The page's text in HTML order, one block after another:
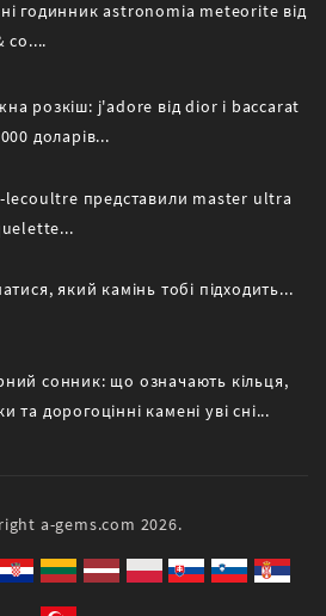
годинник astronomia meteorite від
co....
розкіш: j'adore від dior і baccarat
доларів...
lecoultre представили master ultra
який камінь тобі підходить...
сонник: що означають кільця,
та дорогоцінні камені уві сні...
a-gems.com 2026.